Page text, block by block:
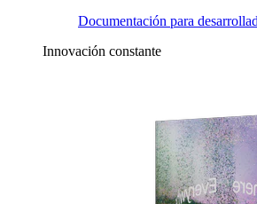
Documentación para
Innovación constante